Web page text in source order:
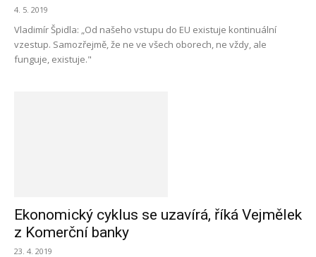
4. 5. 2019
Vladimír Špidla: „Od našeho vstupu do EU existuje kontinuální
vzestup. Samozřejmě, že ne ve všech oborech, ne vždy, ale
funguje, existuje."
Ekonomický cyklus se uzavírá, říká Vejmělek
z Komerční banky
23. 4. 2019